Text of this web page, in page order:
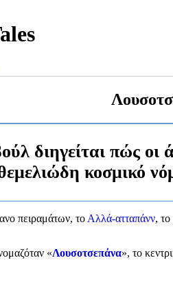
διηγείται πώς οι
κοσμικό
πειραμάτων, το Αλλά-ατταπάνν,
«Λουσοτσεπάνα», το